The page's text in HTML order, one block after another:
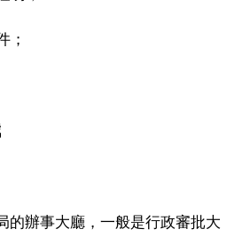
；
的辦事大廳，一般是行政審批大